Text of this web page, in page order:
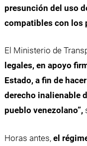
presunción del uso
compatibles con los
El Ministerio de
legales, en apoyo
Estado, a fin de
derecho inalienable
pueblo venezolano”,
Horas antes,el